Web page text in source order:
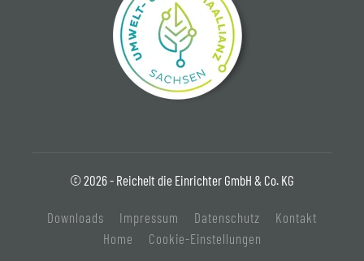
© 2026 - Reichelt die Einrichter GmbH & Co. KG
Downloads Impressum Datenschutz
Kontakt
Home
Cookie-Einstellungen